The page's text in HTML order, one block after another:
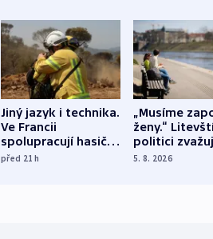
Jiný jazyk i technika.
Ve Francii
spolupracují hasiči z
různých zemí
před 21h
„Musíme
ženy.“
politici
dohodu o
5. 8. 2026